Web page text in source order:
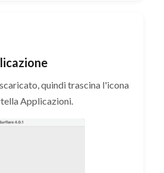
quindi trascina l'icona
Applicazioni.